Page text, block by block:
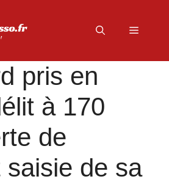
Menu
pris en
à 170
de
saisie de sa